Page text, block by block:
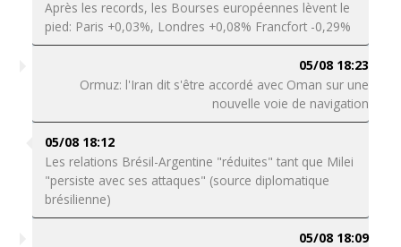
Après les records, les Bourses européennes lèvent le
pied: Paris +0,03%, Londres +0,08% Francfort -0,29%
05/08 18:23
Ormuz: l'Iran dit s'être accordé avec Oman sur une
nouvelle voie de navigation
05/08 18:12
Les relations Brésil-Argentine "réduites" tant que Milei
"persiste avec ses attaques" (source diplomatique
brésilienne)
05/08 18:09